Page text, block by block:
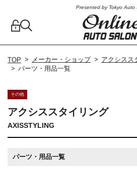
Presented by Tokyo Auto
TOP メーカー・ショップ
アクシスス
パーツ・用品一覧
その他
アクシススタイリング
AXISSTYLING
パーツ・用品一覧